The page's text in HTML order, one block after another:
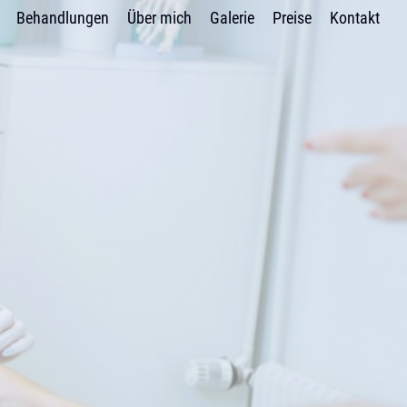
Behandlungen Über mich Galerie Preise Kontakt